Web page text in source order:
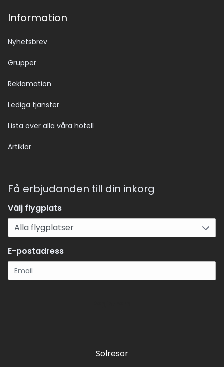
Information
Nyhetsbrev
Grupper
Reklamation
Lediga tjänster
Lista över alla våra hotell
Artiklar
Få erbjudanden till din inkorg
Välj flygplats
E-postadress
Solresor